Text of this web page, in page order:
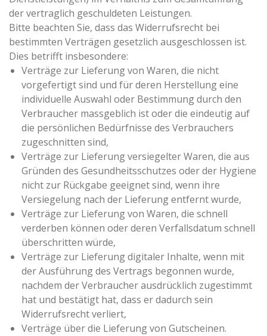
der vertraglich geschuldeten Leistungen.
Bitte beachten Sie, dass das Widerrufsrecht bei
bestimmten Verträgen gesetzlich ausgeschlossen ist.
Dies betrifft insbesondere:
Verträge zur Lieferung von Waren, die nicht
vorgefertigt sind und für deren Herstellung eine
individuelle Auswahl oder Bestimmung durch den
Verbraucher massgeblich ist oder die eindeutig auf
die persönlichen Bedürfnisse des Verbrauchers
zugeschnitten sind,
Verträge zur Lieferung versiegelter Waren, die aus
Gründen des Gesundheitsschutzes oder der Hygiene
nicht zur Rückgabe geeignet sind, wenn ihre
Versiegelung nach der Lieferung entfernt wurde,
Verträge zur Lieferung von Waren, die schnell
verderben können oder deren Verfallsdatum schnell
überschritten würde,
Verträge zur Lieferung digitaler Inhalte, wenn mit
der Ausführung des Vertrags begonnen wurde,
nachdem der Verbraucher ausdrücklich zugestimmt
hat und bestätigt hat, dass er dadurch sein
Widerrufsrecht verliert,
Verträge über die Lieferung von Gutscheinen.